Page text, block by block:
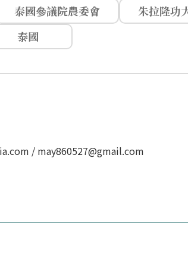
泰國參議院農委會
朱拉隆功
泰國
/ may860527@gmail.com